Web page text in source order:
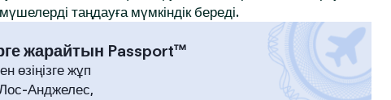
таңдауға мүмкіндік береді.
жарайтын Passport™
өзіңізге жұп
Анджелес,